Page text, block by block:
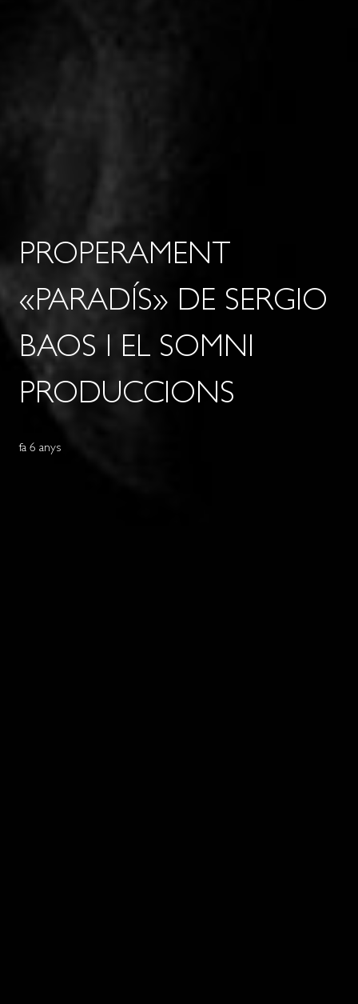
PROPERAMENT
«PARADÍS» DE SERGIO
BAOS I EL SOMNI
PRODUCCIONS
fa 6 anys